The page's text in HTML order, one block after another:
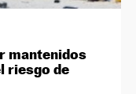
mantenidos
riesgo de